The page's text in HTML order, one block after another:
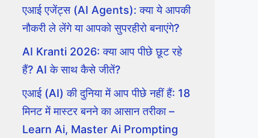
एआई एजेंट्स (AI Agents): क्या ये आपकी
नौकरी ले लेंगे या आपको सुपरहीरो बनाएंगे?
AI Kranti 2026: क्या आप पीछे छूट रहे
हैं? AI के साथ कैसे जीतें?
एआई (AI) की दुनिया में आप पीछे नहीं हैं: 18
मिनट में मास्टर बनने का आसान तरीका –
Learn Ai, Master Ai Prompting